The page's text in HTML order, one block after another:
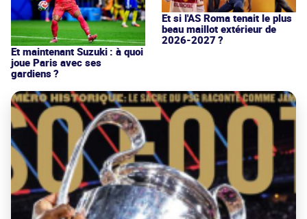
Et maintenant Suzuki : à quoi
joue Paris avec ses
gardiens ?
Et si l'AS Roma tenait le plus
beau maillot extérieur de
2026-2027 ?